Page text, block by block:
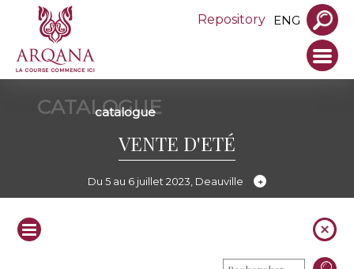
Repository ENG
CATALOGUE
catalogue
VENTE D'ETÉ
Du 5 au 6 juillet 2023, Deauville